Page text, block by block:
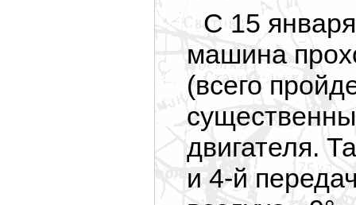
С 15
машина
(всего
двигателя.
и 4-й